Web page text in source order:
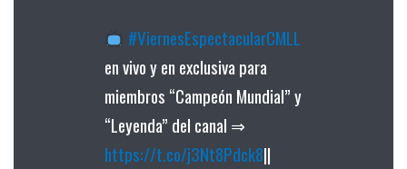
#ViernesEspectacularCMLL
en vivo y en exclusiva para
miembros “Campeón Mundial” y
“Leyenda” del canal ⇒
https://t.co/j3Nt8Pdck8||